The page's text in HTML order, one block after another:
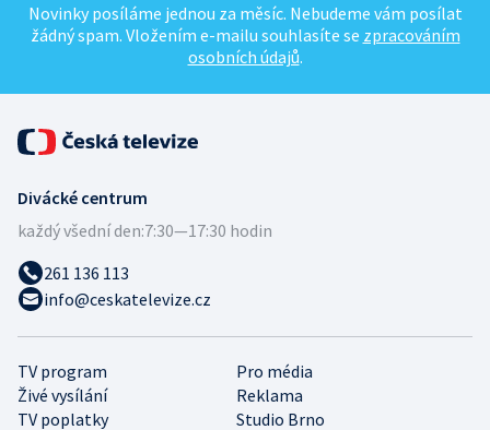
Novinky posíláme jednou za měsíc. Nebudeme vám posílat
žádný spam. Vložením e-mailu souhlasíte se zpracováním
osobních údajů.